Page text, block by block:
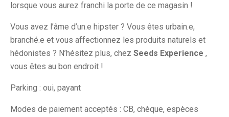
lorsque vous aurez franchi la porte de ce magasin !
Vous avez l’âme d’un.e hipster ? Vous êtes urbain.e,
branché.e et vous affectionnez les produits naturels et
hédonistes ? N’hésitez plus, chez Seeds Experience ,
vous êtes au bon endroit !
Parking : oui, payant
Modes de paiement acceptés : CB, chèque, espèces